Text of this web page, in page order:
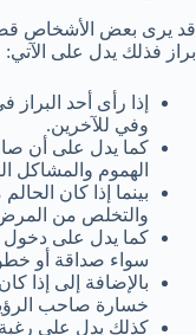
قد يرى بعض الأشخاص
براز فذلك يدل على الآتي:
إذا رأى أحد
وفي للآخرين.
كما يدل على أن
الهموم والمشاكل
بينما إذا كان
والتخلص من
كما يدل على دخول
سواء صداقة أو
بالإضافة إلى إذا كان
خسارة صاحب
كذلك يدل على